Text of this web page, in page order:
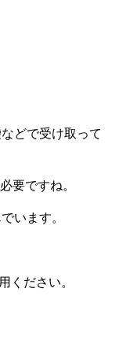
どで受け取って
要ですね。
います。
ください。